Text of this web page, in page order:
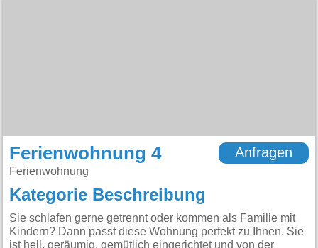
Ferienwohnung 4
Ferienwohnung
Anfragen
Kategorie Beschreibung
Sie schlafen gerne getrennt oder kommen als Familie mit
Kindern? Dann passt diese Wohnung perfekt zu Ihnen. Sie
ist hell, geräumig, gemütlich eingerichtet und von der